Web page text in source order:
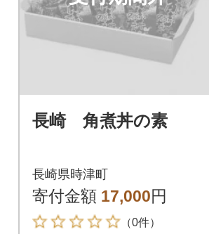
長崎 角煮丼の素
長崎県時津町
寄付金額 17,000円
（0件）